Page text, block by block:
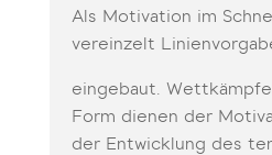
Als Motivation im
vereinzelt
eingebaut.
Form dienen der
der Entwicklung des